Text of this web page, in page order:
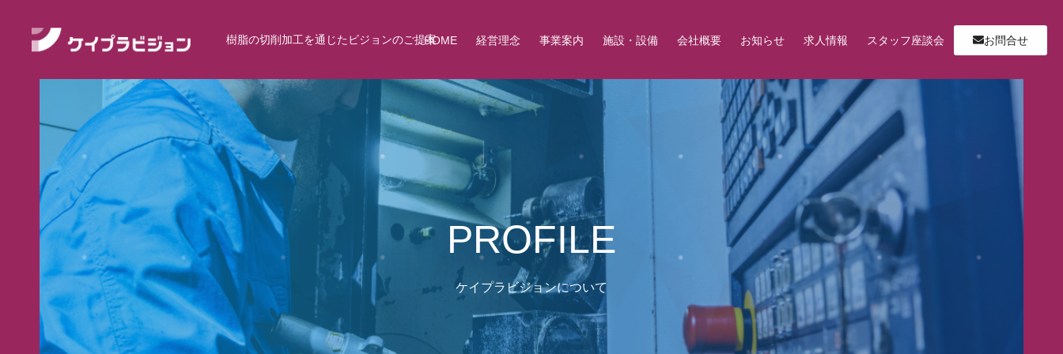
樹脂の切削加工を通じたビジョンのご提案HOME 経営理念 事業案内 施設・設備 会社概要 お知らせ 求人情報 スタッフ座談会 お問合せ
PROFILE
ケイプラビジョンについて